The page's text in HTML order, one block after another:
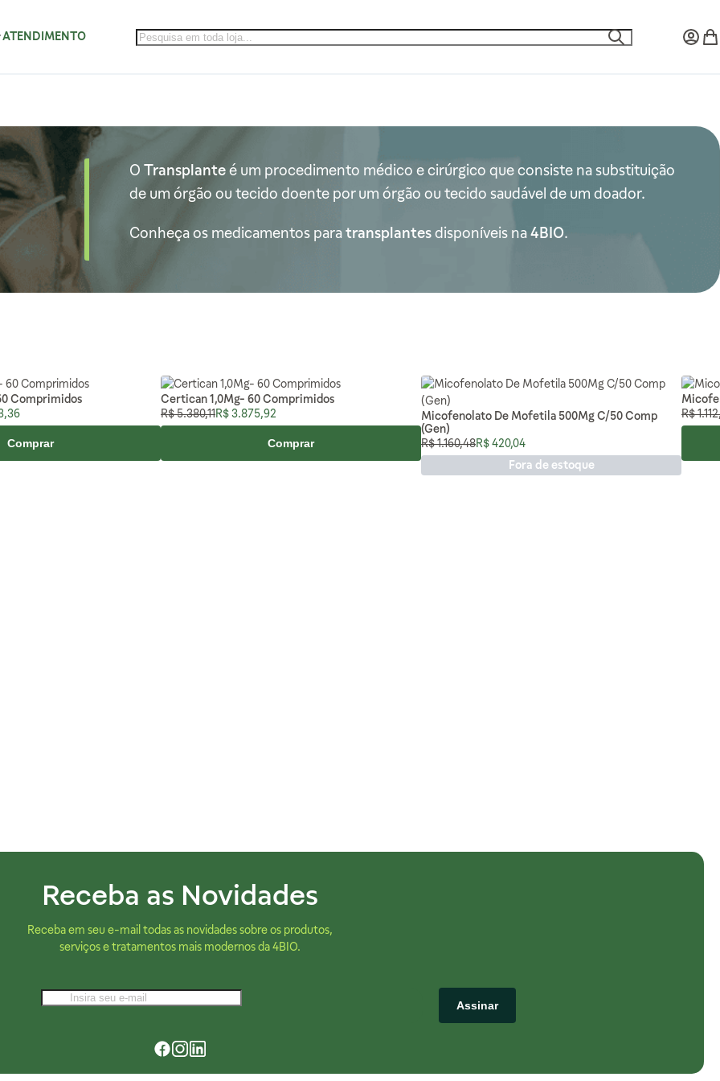
ATENDIMENTO
Pesquisa Minha
OTransplanteé um procedimento médico e cirúrgico que consiste na substituição
de um órgão ou tecido doente por um órgão ou tecido saudável de um doador.
Conheça os medicamentos paratransplantesdisponíveis na4BIO.
Comprimidos
Comprar
Certican 1,0Mg- 60 Comprimidos
Preço Especial
R$ 3.875,92
Preço Normal
R$ 5.380,11
Comprar
Micofenolato De Mofetila 500Mg C/50 Comp
(Gen)
Preço Especial
R$ 420,04
Preço Normal
R$ 1.160,48
Fora de estoque
Preço
R$
Receba as Novidades
Receba em seu e-mail todas as novidades sobre os produtos,
serviços e tratamentos mais modernos da 4BIO.
Assinar